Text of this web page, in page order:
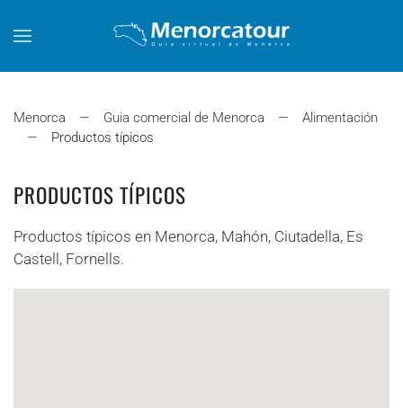
Skip to main content
Menorca Guia comercial de Menorca
Alimentación
Productos típicos
PRODUCTOS TÍPICOS
Productos típicos en Menorca, Mahón, Ciutadella, Es
Castell, Fornells.